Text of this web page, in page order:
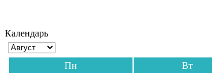
Календарь
Пн Вт